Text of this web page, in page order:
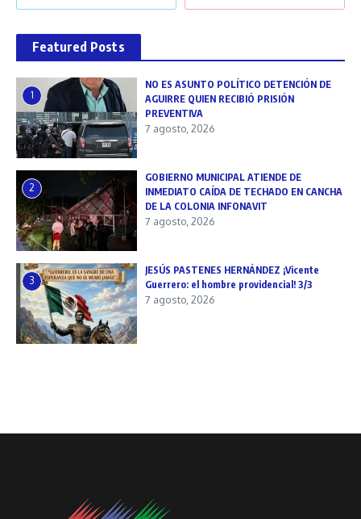
Featured Posts
1
NO ES ASUNTO POLÍTICO DETENCIÓN DE
AGUIRRE QUIEN RECIBIÓ PRISIÓN
PREVENTIVA
7 agosto, 2026
2
GOBIERNO MUNICIPAL ATIENDE DE
INMEDIATO CAÍDA DE TECHADO EN CANCHA
DE LA COLONIA INFONAVIT
7 agosto, 2026
3
JESÚS PASTENES HERNÁNDEZ ¡Vicente
Guerrero: el hombre providencial! 3/3
7 agosto, 2026